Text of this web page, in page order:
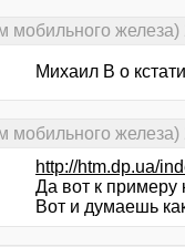
мобильного
Михаил В о
мобильного
http://htm.dp.ua/
Да вот к примеру
Вот и думаешь